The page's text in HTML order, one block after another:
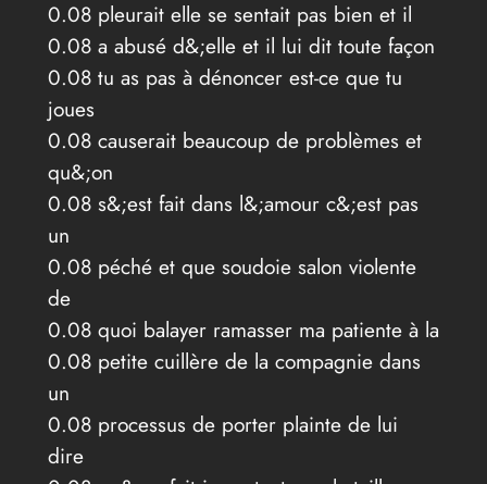
0.08 pleurait elle se sentait pas bien et il
0.08 a abusé d&;elle et il lui dit toute façon
0.08 tu as pas à dénoncer est-ce que tu
joues
0.08 causerait beaucoup de problèmes et
qu&;on
0.08 s&;est fait dans l&;amour c&;est pas
un
0.08 péché et que soudoie salon violente
de
0.08 quoi balayer ramasser ma patiente à la
0.08 petite cuillère de la compagnie dans
un
0.08 processus de porter plainte de lui
dire